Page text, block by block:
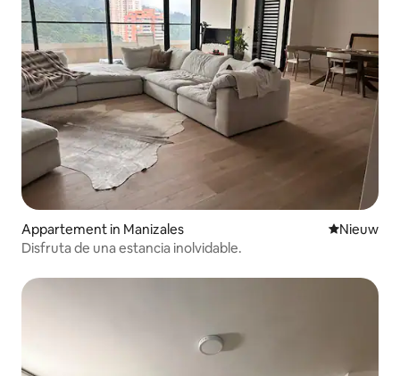
Appartement in Manizales Nieuwe
Nieuw
Disfruta de una estancia inolvidable.